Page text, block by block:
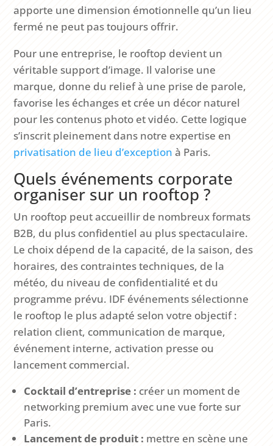
apporte une dimension émotionnelle qu’un lieu
fermé ne peut pas toujours offrir.
Pour une entreprise, le rooftop devient un
véritable support d’image. Il valorise une
marque, donne du relief à une prise de parole,
favorise les échanges et crée un décor naturel
pour les contenus photo et vidéo. Cette logique
s’inscrit pleinement dans notre expertise en
privatisation de lieu d’exception à Paris.
Quels événements corporate
organiser sur un rooftop ?
Un rooftop peut accueillir de nombreux formats
B2B, du plus confidentiel au plus spectaculaire.
Le choix dépend de la capacité, de la saison, des
horaires, des contraintes techniques, de la
météo, du niveau de confidentialité et du
programme prévu. IDF événements sélectionne
le rooftop le plus adapté selon votre objectif :
relation client, communication de marque,
événement interne, activation presse ou
lancement commercial.
Cocktail d’entreprise : créer un moment de
networking premium avec une vue forte sur
Paris.
Lancement de produit : mettre en scène une